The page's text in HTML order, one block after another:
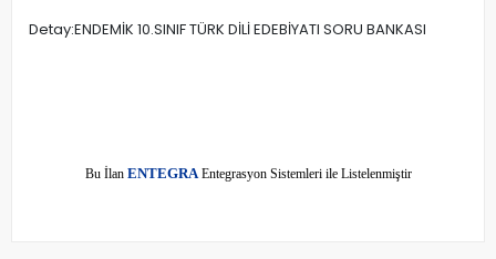
Detay:ENDEMİK 10.SINIF TÜRK DİLİ EDEBİYATI SORU BANKASI
Bu İlan ENTEGRAEntegrasyon Sistemleri ile Listelenmiştir